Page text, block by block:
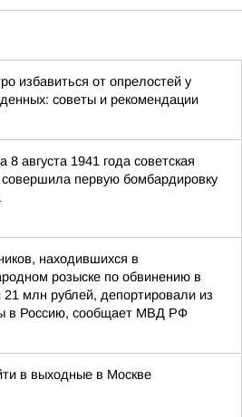
избавиться от опрелостей у
советы и рекомендации
8 августа 1941 года советская
первую бомбардировку
находившихся в
розыске по обвинению в
млн рублей, депортировали из
в Россию, сообщает МВД РФ
в выходные в Москве